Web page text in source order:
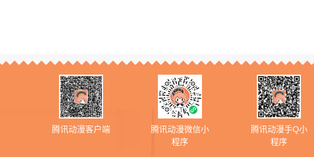
腾讯动漫客户端
腾讯动漫微信小
程序
腾讯动漫手Q小
程序